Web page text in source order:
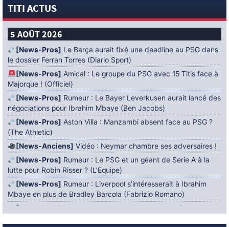
TITI ACTUS
5 AOÛT 2026
[News-Pros] Le Barça aurait fixé une deadline au PSG dans
le dossier Ferran Torres (Diario Sport)
[News-Pros] Amical : Le groupe du PSG avec 15 Titis face à
Majorque ! (Officiel)
[News-Pros] Rumeur : Le Bayer Leverkusen aurait lancé des
négociations pour Ibrahim Mbaye (Ben Jacobs)
[News-Pros] Aston Villa : Manzambi absent face au PSG ?
(The Athletic)
[News-Anciens] Vidéo : Neymar chambre ses adversaires !
[News-Pros] Rumeur : Le PSG et un géant de Serie A à la
lutte pour Robin Risser ? (L’Equipe)
[News-Pros] Rumeur : Liverpool s’intéresserait à Ibrahim
Mbaye en plus de Bradley Barcola (Fabrizio Romano)
[News-Pros]
Rumeur : Accord contractuel trouvé entre le